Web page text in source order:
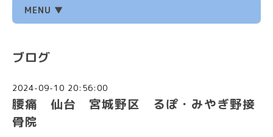
MENU ▼
ブログ
2024-09-10 20:56:00
腰痛 仙台 宮城野区 るぽ・みやぎ野接
骨院